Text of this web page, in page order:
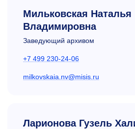
Мильковская Наталья
Владимировна
Заведующий архивом
+7 499 230-24-06
milkovskaia.nv@misis.ru
Ларионова Гузель